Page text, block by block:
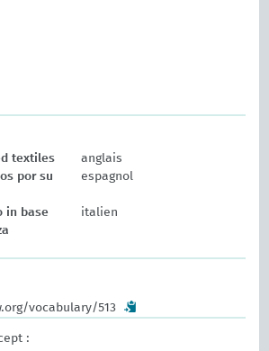
textiles
anglais
por su
espagnol
in base
italien
vocabulary/513
: